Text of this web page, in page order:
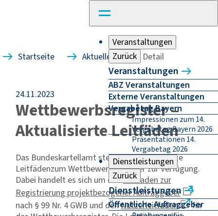
Veranstaltungen
Zurück
Veranstaltungen
ABZ Veranstaltungen
Externe Veranstaltungen
Vergabetag Bayern
Impressionen zum 14.
Vergabetag Bayern 2026
Präsentationen 14.
Vergabetag 2026
Dienstleistungen
Zurück
Dienstleistungen
Öffentliche Auftraggeber
Startseite Aktuelles Detail
24.11.2023
Wettbewerbsregister ‒
Aktualisierte Leitfäden
Das Bundeskartellamt stellt zwei aktualisierte
Leitfädenzum Wettbewerbsregister zur Verfügung.
Dabei handelt es sich um denLeitfaden zur
Registrierung projektbezogener Auftraggeber
nach § 99 Nr. 4 GWB und denNutzerleitfaden
für